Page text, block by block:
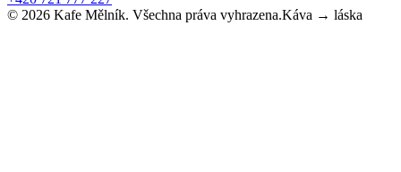
© 2026 Kafe Mělník. Všechna práva vyhrazena.Káva → láska